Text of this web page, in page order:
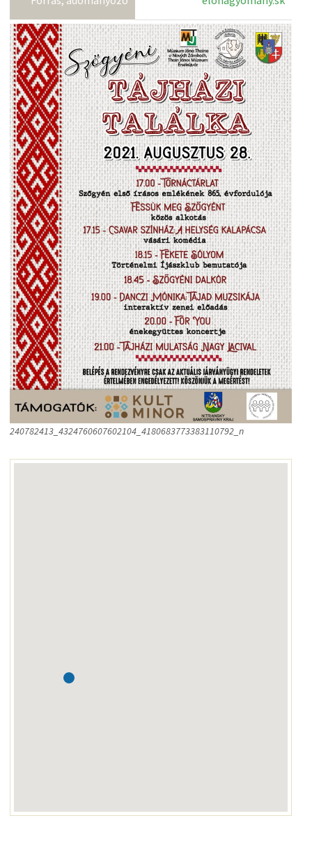
240782413_4324760607602104_4180683773383110792_n